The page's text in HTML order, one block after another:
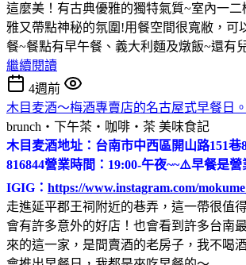
這麼美！有古典優雅的獨特氣質~室內一
雅又帶點神秘的氛圍!用餐空間很寬敝，可
餐~餐點有早午餐、義大利麵及燉飯~還有
繼續閱讀
4週前
木目麦酒～梅酒專賣店的名古屋式早餐日。
brunch‧下午茶‧咖啡‧茶 美味食記
木目麦酒地址：台南市中西區開山路151巷
816844營業時間：19:00-午夜~~⚠️早餐是營
IGIG： https://www.instagram.com/
走進延平郡王祠附近的巷弄，這一帶很值
會有許多意外的好店！也會看到許多台南
來的這一家，是間賣酒的老房子，我不喝